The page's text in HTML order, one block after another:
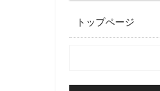
トップページ